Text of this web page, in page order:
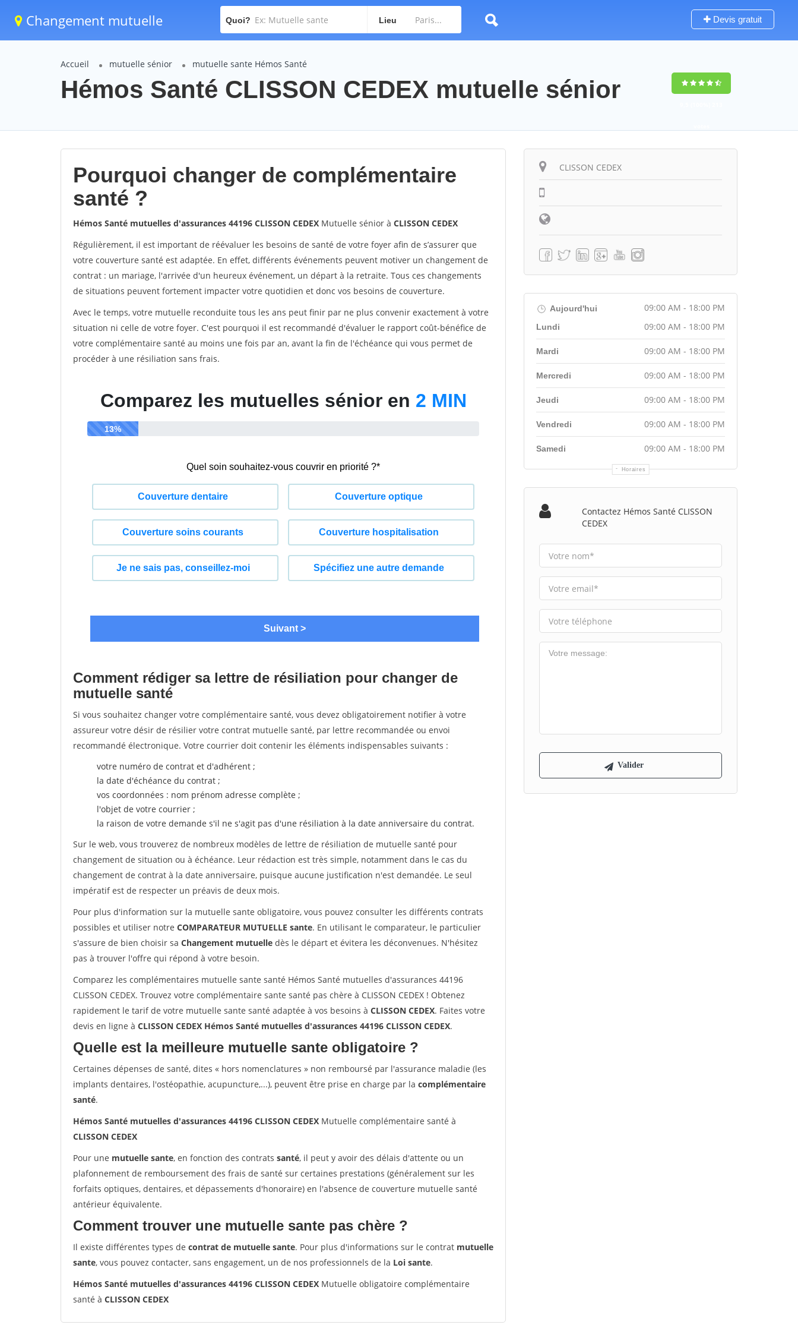
Changement mutuelle Quoi? Lieu Devis gratuit
Accueil mutuelle sénior mutuelle sante Hémos Santé
Hémos Santé CLISSON CEDEX mutuelle sénior
Pourquoi changer de complémentaire
santé ?
Hémos Santé mutuelles d'assurances 44196 CLISSON CEDEX Mutuelle sénior à CLISSON CEDEX
Régulièrement, il est important de réévaluer les besoins de santé de votre foyer afin de s’assurer que
votre couverture santé est adaptée. En effet, différents événements peuvent motiver un changement de
contrat : un mariage, l'arrivée d'un heureux événement, un départ à la retraite. Tous ces changements
de situations peuvent fortement impacter votre quotidien et donc vos besoins de couverture.
Avec le temps, votre mutuelle reconduite tous les ans peut finir par ne plus convenir exactement à votre
situation ni celle de votre foyer. C'est pourquoi il est recommandé d'évaluer le rapport coût-bénéfice de
votre complémentaire santé au moins une fois par an, avant la fin de l'échéance qui vous permet de
procéder à une résiliation sans frais.
Comment rédiger sa lettre de résiliation pour changer de
mutuelle santé
Si vous souhaitez changer votre complémentaire santé, vous devez obligatoirement notifier à votre
assureur votre désir de résilier votre contrat mutuelle santé, par lettre recommandée ou envoi
recommandé électronique. Votre courrier doit contenir les éléments indispensables suivants :
votre numéro de contrat et d'adhérent ;
la date d'échéance du contrat ;
vos coordonnées : nom prénom adresse complète ;
l'objet de votre courrier ;
la raison de votre demande s'il ne s'agit pas d'une résiliation à la date anniversaire du contrat.
Sur le web, vous trouverez de nombreux modèles de lettre de résiliation de mutuelle santé pour
changement de situation ou à échéance. Leur rédaction est très simple, notamment dans le cas du
changement de contrat à la date anniversaire, puisque aucune justification n'est demandée. Le seul
impératif est de respecter un préavis de deux mois.
Pour plus d'information sur la mutuelle sante obligatoire, vous pouvez consulter les différents contrats
possibles et utiliser notre COMPARATEUR MUTUELLE sante. En utilisant le comparateur, le particulier
s'assure de bien choisir sa Changement mutuelle dès le départ et évitera les déconvenues. N'hésitez
pas à trouver l'offre qui répond à votre besoin.
Comparez les complémentaires mutuelle sante santé Hémos Santé mutuelles d'assurances 44196
CLISSON CEDEX. Trouvez votre complémentaire sante santé pas chère à CLISSON CEDEX ! Obtenez
rapidement le tarif de votre mutuelle sante santé adaptée à vos besoins à CLISSON CEDEX. Faites votre
devis en ligne à CLISSON CEDEX Hémos Santé mutuelles d'assurances 44196 CLISSON CEDEX.
Quelle est la meilleure mutuelle sante obligatoire ?
Certaines dépenses de santé, dites « hors nomenclatures » non remboursé par l'assurance maladie (les
implants dentaires, l'ostéopathie, acupuncture,...), peuvent être prise en charge par la complémentaire
santé.
Hémos Santé mutuelles d'assurances 44196 CLISSON CEDEX Mutuelle complémentaire santé à
CLISSON CEDEX
Pour une mutuelle sante, en fonction des contrats santé, il peut y avoir des délais d'attente ou un
plafonnement de remboursement des frais de santé sur certaines prestations (généralement sur les
forfaits optiques, dentaires, et dépassements d'honoraire) en l'absence de couverture mutuelle santé
antérieur équivalente.
Comment trouver une mutuelle sante pas chère ?
Il existe différentes types de contrat de mutuelle sante. Pour plus d'informations sur le contrat mutuelle
sante, vous pouvez contacter, sans engagement, un de nos professionnels de la Loi sante.
Hémos Santé mutuelles d'assurances 44196 CLISSON CEDEX Mutuelle obligatoire complémentaire
santé à CLISSON CEDEX
CLISSON CEDEX
Aujourd'hui 09:00 AM - 18:00 PM
Horaires
Lundi 09:00 AM - 18:00 PM
Mardi 09:00 AM - 18:00 PM
Mercredi 09:00 AM - 18:00 PM
Jeudi 09:00 AM - 18:00 PM
Vendredi 09:00 AM - 18:00 PM
Samedi 09:00 AM - 18:00 PM
Contactez Hémos Santé CLISSON
CEDEX